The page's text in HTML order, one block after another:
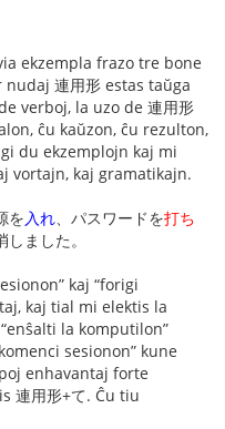
ekzempla frazo tre bone
連用形 estas taŭga
verboj, la uzo de 連用形
ĉu kaŭzon, ĉu rezulton,
du ekzemplojn kaj mi
vortajn, kaj gramatikajn.
を入れ、パスワードを打ち
ました。
kaj “forigi
kaj tial mi elektis la
la komputilon”
sesionon” kune
enhavantaj forte
連用形+て. Ĉu tiu